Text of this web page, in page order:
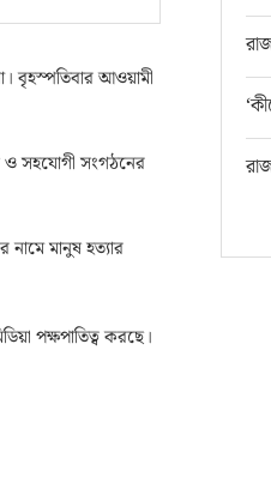
বৃহস্পতিবার আওয়ামী
ও সহযোগী সংগঠনের
নামে মানুষ হত্যার
পক্ষপাতিত্ব করছে।